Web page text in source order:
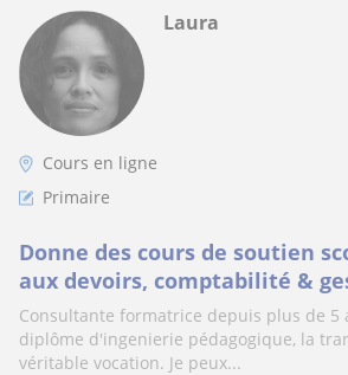
Laura
Cours en ligne
Primaire
Donne des cours de soutien
aux devoirs, comptabilité &
d'entreprise
Consultante formatrice depuis plus de 5
diplôme d'ingenierie pédagogique, la
véritable vocation. Je peux...